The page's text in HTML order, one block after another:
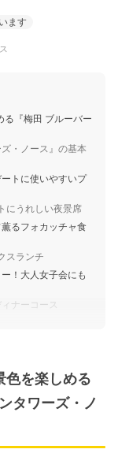
ます
る『梅田 ブルーバー
・ノース』の基本
トに使いやすいプ
にうれしい夜景席
るフォカッチャ食
スランチ
！大人女子会にも
ナーコース
色を楽しめる
タワーズ・ノ